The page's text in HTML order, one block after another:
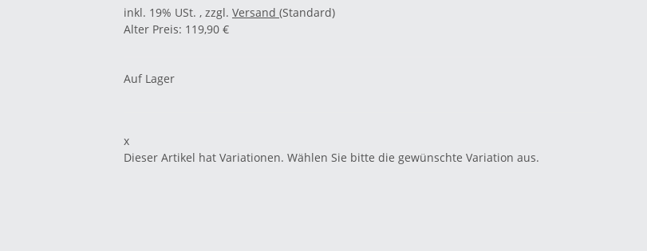
inkl. 19% USt. , zzgl. Versand (Standard)
Alter Preis: 119,90 €
Auf Lager
x
Dieser Artikel hat Variationen. Wählen Sie bitte die gewünschte Variation aus.